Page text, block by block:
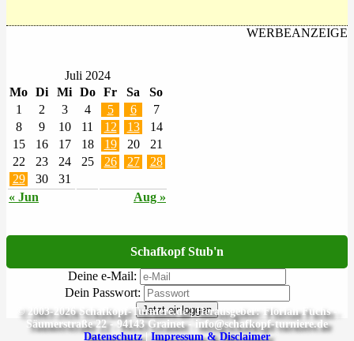
WERBEANZEIGE
Juli 2024
Mo Di Mi Do Fr Sa So
« Jun Aug »
1 2 3 4 5 6
7
8
9 10 11 12 13
14
15
16 17 18 19 20
21
22
23 24 25 26 27
28
29
30 31
Schafkopf Stub'n
Deine e-Mail:
Dein Passwort:
Jetzt einloggen
© 2003-2026 Schafkopf-Turniere.de | Herausgeber: Florian Fuchs -
Säumerstraße 22 - 94143 Grainet - info@schafkopf-turniere.de
Datenschutz| Impressum & Disclaimer